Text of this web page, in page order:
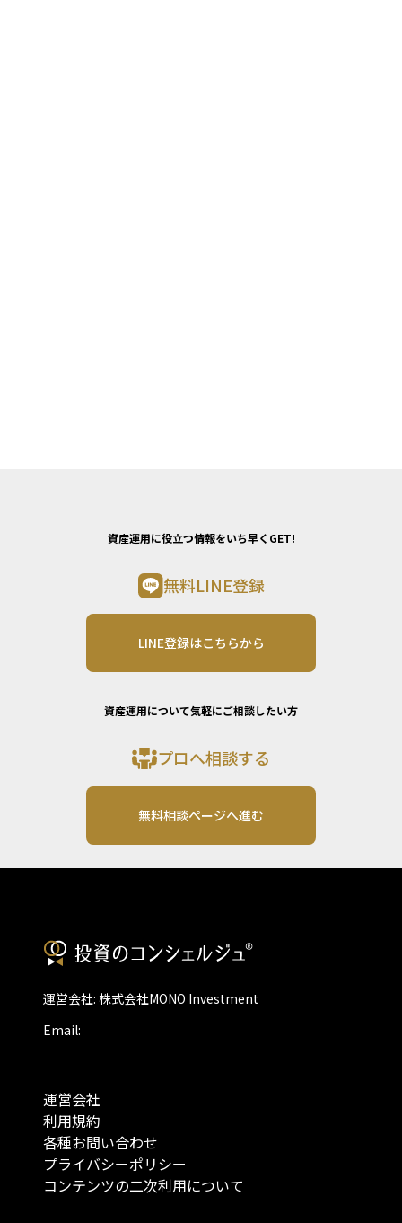
資産運用に役立つ情報をいち早くGET!
無料LINE登録
LINE登録はこちらから
資産運用について気軽にご相談したい方
プロへ相談する
無料相談ページへ進む
運営会社: 株式会社MONO Investment
Email:
運営会社
利用規約
各種お問い合わせ
プライバシーポリシー
コンテンツの二次利用について